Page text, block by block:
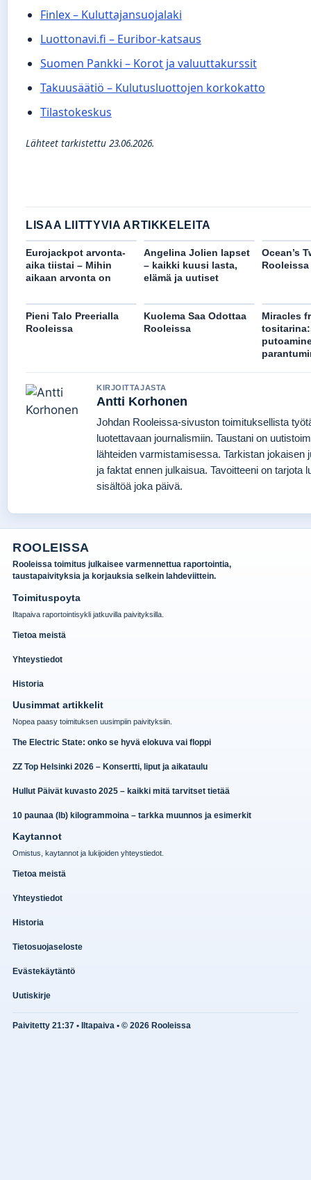
Finlex – Kuluttajansuojalaki
Luottonavi.fi – Euribor-katsaus
Suomen Pankki – Korot ja valuuttakurssit
Takuusäätiö – Kulutusluottojen korkokatto
Tilastokeskus
Lähteet tarkistettu 23.06.2026.
LISAA LIITTYVIA ARTIKKELEITA
Eurojackpot arvonta-
aika tiistai – Mihin
aikaan arvonta on
Angelina Jolien lapset
– kaikki kuusi lasta,
elämä ja uutiset
Ocean’s
Rooleissa
Pieni Talo Preerialla
Rooleissa
Kuolema Saa Odottaa
Rooleissa
Miracles
KIRJOITTAJASTA
Antti Korhonen
Johdan Rooleissa-sivuston toimituksellista
luotettavaan journalismiin. Taustani on
lähteiden varmistamisessa. Tarkistan
ja faktat ennen julkaisua. Tavoitteeni on tarjota
sisältöä joka päivä.
ROOLEISSA
Rooleissa toimitus julkaisee varmennettua raportointia,
taustapaivityksia ja korjauksia selkein lahdeviittein.
Toimituspoyta
Iltapaiva raportointisykli jatkuvilla paivityksilla.
Tietoa meistä
Yhteystiedot
Historia
Uusimmat artikkelit
Nopea paasy toimituksen uusimpiin paivityksiin.
The Electric State: onko se hyvä elokuva vai floppi
ZZ Top Helsinki 2026 – Konsertti, liput ja aikataulu
Hullut Päivät kuvasto 2025 – kaikki mitä tarvitset tietää
10 paunaa (lb) kilogrammoina – tarkka muunnos ja esimerkit
Kaytannot
Omistus, kaytannot ja lukijoiden yhteystiedot.
Tietoa meistä
Yhteystiedot
Historia
Tietosuojaseloste
Evästekäytäntö
Uutiskirje
Paivitetty 21:37 • Iltapaiva • © 2026 Rooleissa